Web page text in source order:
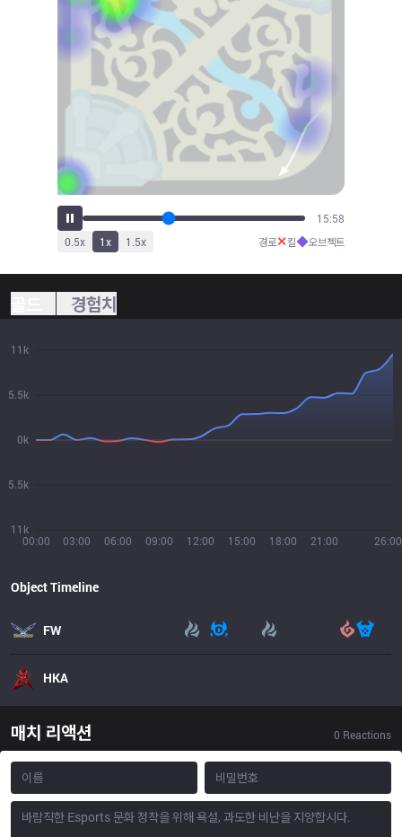
17:39
0.5x 1x 1.5x 경로✕킬◆오브젝트
경험치
00:00 03:00 06:00 09:00 12:00 15:00 18:00 21:00 26:00
11k
5.5k
0k
5.5k
11k
Object Timeline
FW
HKA
매치 리액션 0 Reactions